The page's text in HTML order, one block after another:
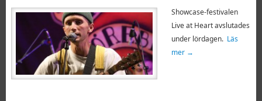
Showcase-festivalen
Live at Heart avslutades
under lördagen. Läs
mer →